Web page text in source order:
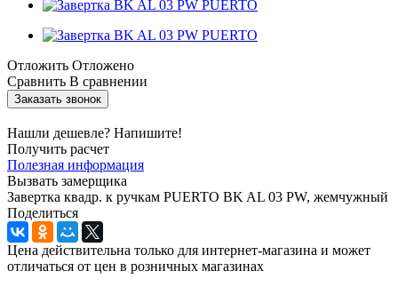
Отложить Отложено
Сравнить В сравнении
Заказать звонок
Нашли дешевле? Напишите!
Получить расчет
Полезная информация
Вызвать замерщика
Завертка квадр. к ручкам PUERTO BK AL 03 PW, жемчужный
Поделиться
Цена действительна только для интернет-магазина и может
отличаться от цен в розничных магазинах